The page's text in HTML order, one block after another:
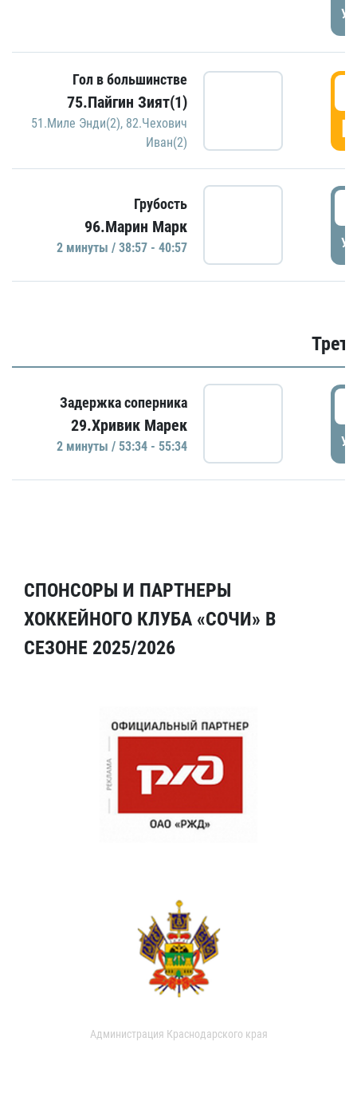
Гол в большинстве
75.Пайгин Зият(1)
51.Миле Энди(2), 82.Чехович
Иван(2)
Грубость
96.Марин Марк
2 минуты / 38:57 - 40:57
Задержка соперника
29.Хривик Марек
2 минуты / 53:34 - 55:34
СПОНСОРЫ И ПАРТНЕРЫ
ХОККЕЙНОГО КЛУБА «СОЧИ» В
СЕЗОНЕ 2025/2026
Администрация Краснодарского края